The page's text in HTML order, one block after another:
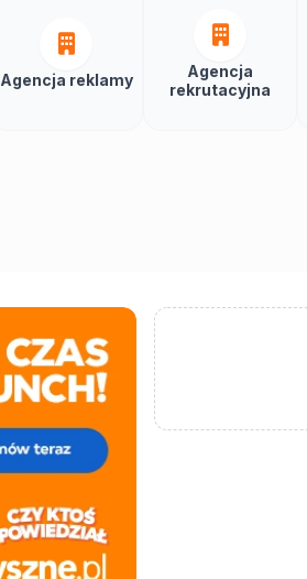
Agencja reklamy
Agencja
rekrutacyjna